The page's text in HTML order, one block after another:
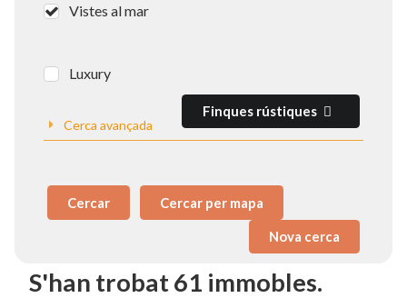
Vistes al mar
Luxury
Finques rústiques
Cerca avançada
Cercar Cercar per mapa
S'han trobat 61 immobles.